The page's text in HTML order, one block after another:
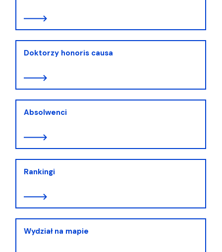
Doktorzy honoris causa
Absolwenci
Rankingi
Wydział na mapie